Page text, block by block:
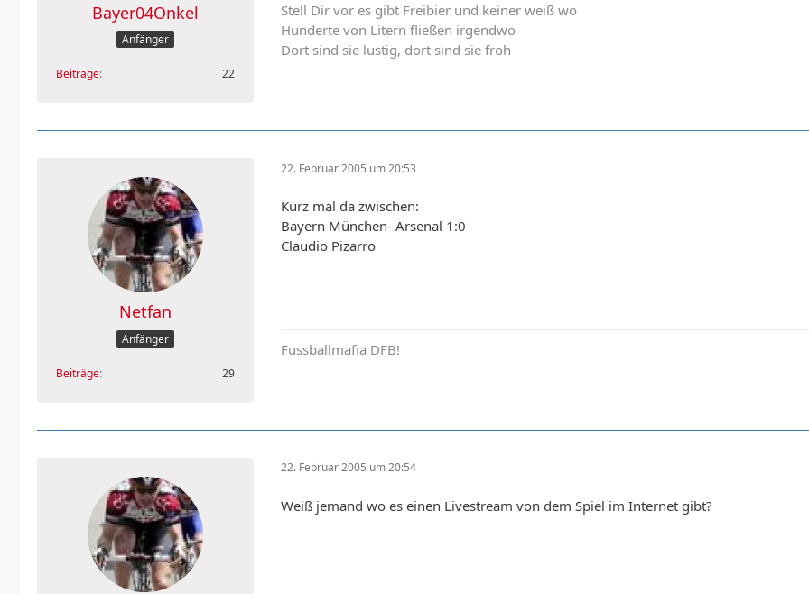
Bayer04Onkel
Anfänger
Beiträge 22
Stell Dir vor es gibt Freibier und keiner weiß wo
Hunderte von Litern fließen irgendwo
Dort sind sie lustig, dort sind sie froh
Netfan
Anfänger
Beiträge 29
22. Februar 2005 um 20:53
Kurz mal da zwischen:
Bayern München- Arsenal 1:0
Claudio Pizarro
Fussballmafia DFB!
22. Februar 2005 um 20:54
Weiß jemand wo es einen Livestream von dem Spiel im Internet gibt?